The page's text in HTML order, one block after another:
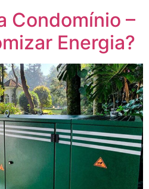
Condomínio –
Energia?